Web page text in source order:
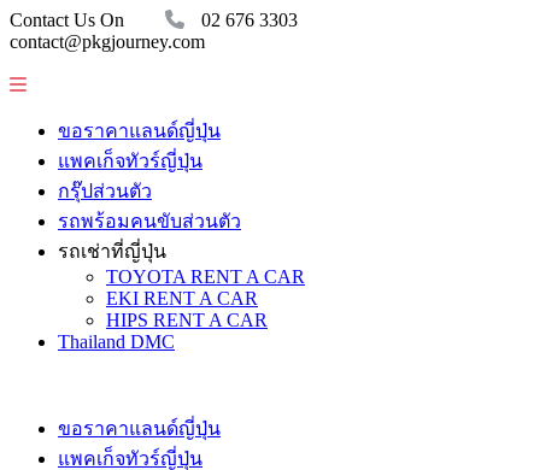
Contact Us On
02 676 3303
contact@pkgjourney.com
ขอราคาแลนด์ญี่ปุ่น
แพคเก็จทัวร์ญี่ปุ่น
กรุ๊ปส่วนตัว
รถพร้อมคนขับส่วนตัว
รถเช่าที่ญี่ปุ่น
TOYOTA RENT A CAR
EKI RENT A CAR
HIPS RENT A CAR
Thailand DMC
ขอราคาแลนด์ญี่ปุ่น
แพคเก็จทัวร์ญี่ปุ่น